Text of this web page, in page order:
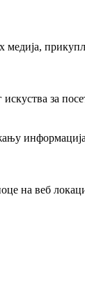
за
на веб